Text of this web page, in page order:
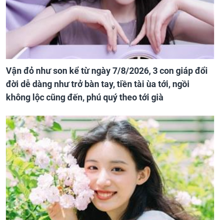
Vận đỏ như son kể từ ngày 7/8/2026, 3 con giáp đổi
đời dễ dàng như trở bàn tay, tiền tài ùa tới, ngồi
không lộc cũng đến, phú quý theo tới già